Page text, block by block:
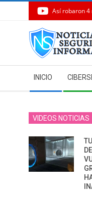
Así robaron
Navigation
Menu
INICIO
VIDEOS NOTICIAS